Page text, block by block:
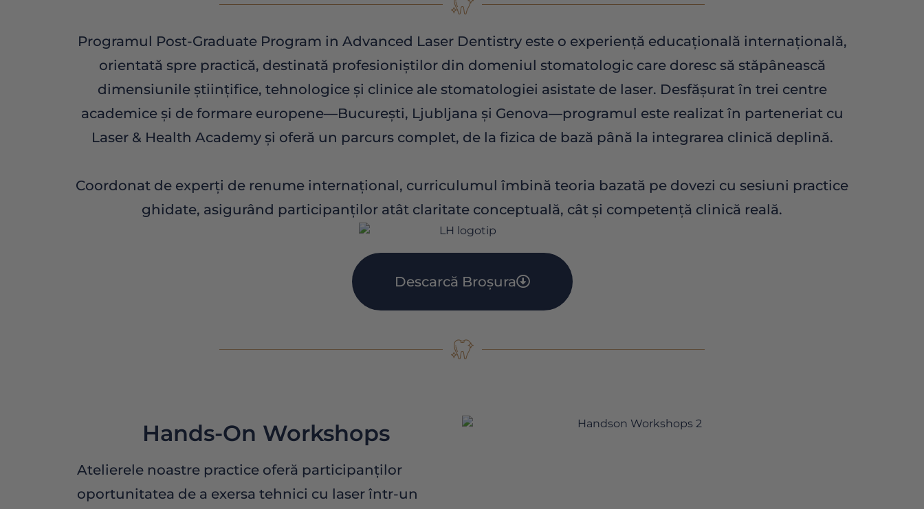
Programul Post-Graduate Program in Advanced Laser Dentistry este o experiență educațională internațională,
orientată spre practică, destinată profesioniștilor din domeniul stomatologic care doresc să stăpânească
dimensiunile științifice, tehnologice și clinice ale stomatologiei asistate de laser. Desfășurat în trei centre
academice și de formare europene—București, Ljubljana și Genova—programul este realizat în parteneriat cu
Laser & Health Academy și oferă un parcurs complet, de la fizica de bază până la integrarea clinică deplină.
Coordonat de experți de renume internațional, curriculumul îmbină teoria bazată pe dovezi cu sesiuni practice
ghidate, asigurând participanților atât claritate conceptuală, cât și competență clinică reală.
Descarcă Broșura
Hands-On Workshops
Atelierele noastre practice oferă participanților
oportunitatea de a exersa tehnici cu laser într-un